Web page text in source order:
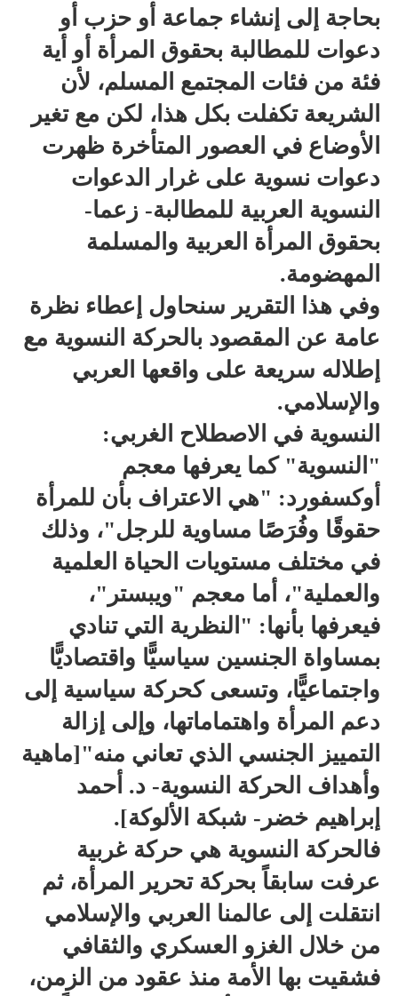
بحاجة إلى إنشاء جماعة أو حزب أو
دعوات للمطالبة بحقوق المرأة أو أية
فئة من فئات المجتمع المسلم، لأن
الشريعة تكفلت بكل هذا، لكن مع تغير
الأوضاع في العصور المتأخرة ظهرت
دعوات نسوية على غرار الدعوات
النسوية العربية للمطالبة- زعما-
بحقوق المرأة العربية والمسلمة
المهضومة.
وفي هذا التقرير سنحاول إعطاء نظرة
عامة عن المقصود بالحركة النسوية مع
إطلاله سريعة على واقعها العربي
والإسلامي.
النسوية في الاصطلاح الغربي:
"النسوية" كما يعرفها معجم
أوكسفورد: "هي الاعتراف بأن للمرأة
حقوقًا وفُرَصًا مساوية للرجل"، وذلك
في مختلف مستويات الحياة العلمية
والعملية"، أما معجم "ويبستر"،
فيعرفها بأنها: "النظرية التي تنادي
بمساواة الجنسين سياسيًّا واقتصاديًّا
واجتماعيًّا، وتسعى كحركة سياسية إلى
دعم المرأة واهتماماتها، وإلى إزالة
التمييز الجنسي الذي تعاني منه"[ماهية
وأهداف الحركة النسوية- د. أحمد
إبراهيم خضر- شبكة الألوكة].
فالحركة النسوية هي حركة غربية
عرفت سابقاً بحركة تحرير المرأة، ثم
انتقلت إلى عالمنا العربي والإسلامي
من خلال الغزو العسكري والثقافي
فشقيت بها الأمة منذ عقود من الزمن،